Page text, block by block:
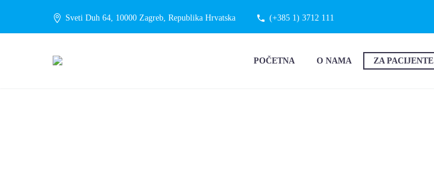
Sveti Duh 64, 10000 Zagreb, Republika Hrvatska (+385 1) 3712 111
POČETNA O NAMA ZA PACIJENTE